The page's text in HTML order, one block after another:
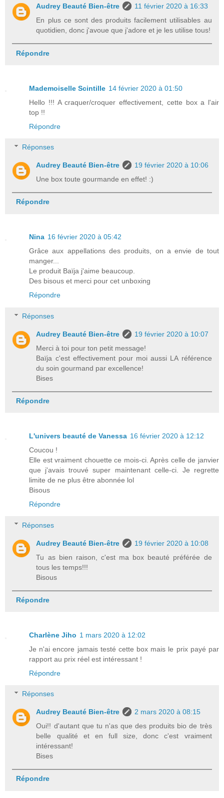
Audrey Beauté Bien-être
11 février 2020 à 16:33
En plus ce sont des produits facilement utilisables au
quotidien, donc j'avoue que j'adore et je les utilise tous!
Répondre
Mademoiselle Scintille 14 février 2020 à 01:50
Hello !!! A craquer/croquer effectivement, cette box a l'air
top !!
Répondre
Réponses
Audrey Beauté Bien-être
19 février 2020 à 10:06
Une box toute gourmande en effet! :)
Répondre
Nina 16 février 2020 à 05:42
Grâce aux appellations des produits, on a envie de tout
manger...
Le produit Baïja j'aime beaucoup.
Des bisous et merci pour cet unboxing
Répondre
Réponses
Audrey Beauté Bien-être
19 février 2020 à 10:07
Merci à toi pour ton petit message!
Baïja c'est effectivement pour moi aussi LA référence
du soin gourmand par excellence!
Bises
Répondre
L'univers beauté de Vanessa 16 février 2020 à 12:12
Coucou !
Elle est vraiment chouette ce mois-ci. Après celle de janvier
que j'avais trouvé super maintenant celle-ci. Je regrette
limite de ne plus être abonnée lol
Bisous
Répondre
Réponses
Audrey Beauté Bien-être
19 février 2020 à 10:08
Tu as bien raison, c'est ma box beauté préférée de
tous les temps!!!
Bisous
Répondre
Charlène Jiho 1 mars 2020 à 12:02
Je n'ai encore jamais testé cette box mais le prix payé par
rapport au prix réel est intéressant !
Répondre
Réponses
Audrey Beauté Bien-être
2 mars 2020 à 08:15
Oui!! d'autant que tu n'as que des produits bio de très
belle qualité et en full size, donc c'est vraiment
intéressant!
Bises
Répondre